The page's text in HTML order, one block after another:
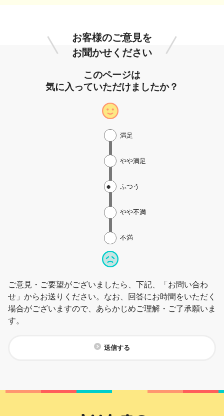
お客様のご意見を
お聞かせください
このページは
気に入っていただけましたか？
不満
やや不満
ふつう
やや満足
満足
ご意見・ご要望がございましたら、下記、「お問い合わ
せ」からお送りください。なお、回答にお時間をいただく
場合がございますので、あらかじめご理解・ご了承願いま
す。
送信する